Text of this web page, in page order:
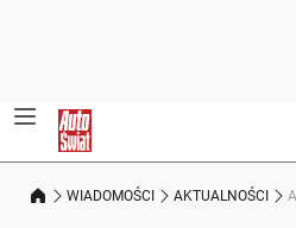
WIADOMOŚCI AKTUALNOŚCI